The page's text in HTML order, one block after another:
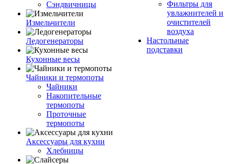
Сэндвичницы
Измельчители
Ледогенераторы
Кухонные весы
Чайники и термопоты
Чайники
Накопительные
термопоты
Проточные
термопоты
Аксессуары для кухни
Хлебницы
Фильтры для
увлажнителей и
очистителей
воздуха
Настольные
подставки